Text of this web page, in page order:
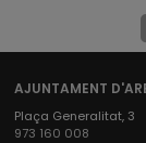
AJUNTAMENT
Plaça Generalitat, 3
973 160 008